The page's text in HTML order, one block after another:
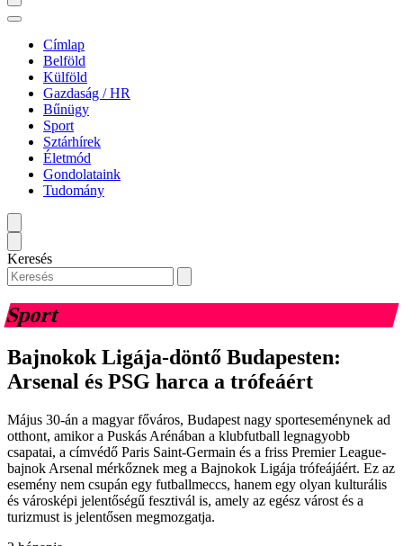
Címlap
Belföld
Külföld
Gazdaság / HR
Bűnügy
Sport
Sztárhírek
Életmód
Gondolataink
Tudomány
Keresés
Sport
Bajnokok Ligája-döntő Budapesten:
Arsenal és PSG harca a trófeáért
Május 30-án a magyar főváros, Budapest nagy sporteseménynek ad
otthont, amikor a Puskás Arénában a klubfutball legnagyobb
csapatai, a címvédő Paris Saint-Germain és a friss Premier League-
bajnok Arsenal mérkőznek meg a Bajnokok Ligája trófeájáért. Ez az
esemény nem csupán egy futballmeccs, hanem egy olyan kulturális
és városképi jelentőségű fesztivál is, amely az egész várost és a
turizmust is jelentősen megmozgatja.